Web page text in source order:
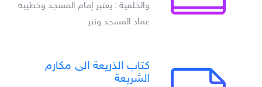
والخلقية : يعتبر إمام المسجد وخطيبه
عماد المسجد ونبر
كتاب الذريعة الى مكارم
الشريعة